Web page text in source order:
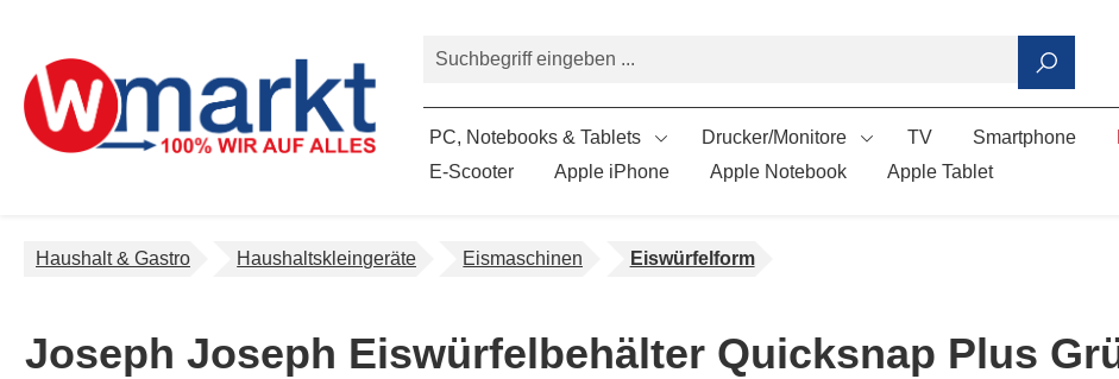
PC, Notebooks & Tablets Drucker/Monitore TV Smartphone
E-Scooter
Apple iPhone Apple Notebook Apple Tablet
Haushalt & Gastro Haushaltskleingeräte Eismaschinen Eiswürfelform
Joseph Joseph Eiswürfelbehälter Quicksnap Plus